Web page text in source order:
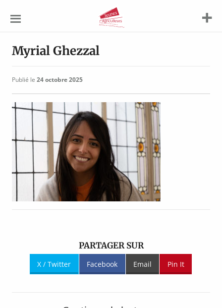
Agriculteurs
Myrial Ghezzal
Publié le 24 octobre 2025
PARTAGER SUR
X / Twitter Facebook Email Pin It